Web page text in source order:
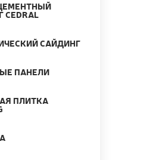
САЙДИНГ
ПАНЕЛИ
ПЛИТКА